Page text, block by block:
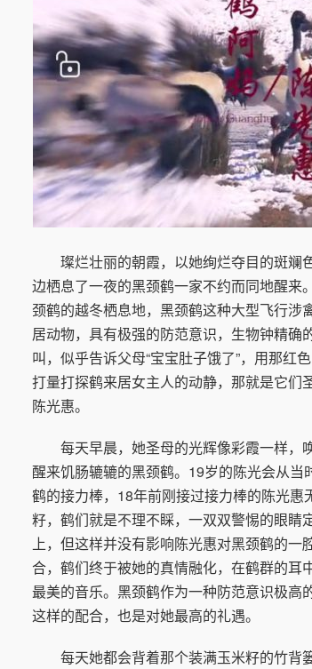
璨烂壮丽的朝霞，以她绚烂夺目的斑斓
边栖息了一夜的黑颈鹤一家不约而同地醒来
颈鹤的越冬栖息地，黑颈鹤这种大型飞行涉
居动物，具有极强的防范意识，生物钟精确
叫，似乎告诉父母“宝宝肚子饿了”，用那红
打量打探鹤来居女主人的动静，那就是它们
陈光惠。
每天早晨，她圣母的光辉像彩霞一样，
醒来饥肠辘辘的黑颈鹤。19岁的陈光会从
鹤的接力棒，18年前刚接过接力棒的陈光惠
籽，鹤们就是不理不睬，一双双警惕的眼睛
上，但这样并没有影响陈光惠对黑颈鹤的一
合，鹤们终于被她的真情融化，在鹤群的耳
最美的音乐。黑颈鹤作为一种防范意识极高
这样的配合，也是对她最高的礼遇。
每天她都会背着那个装满玉米籽的竹背